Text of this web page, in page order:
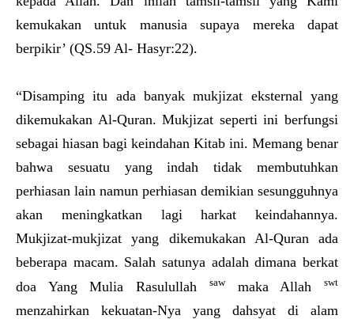
kemukakan untuk manusia supaya mereka dapat
berpikir’ (QS.59 Al- Hasyr:22).
“Disamping itu ada banyak mukjizat eksternal yang
dikemukakan Al-Quran. Mukjizat seperti ini berfungsi
sebagai hiasan bagi keindahan Kitab ini. Memang benar
bahwa sesuatu yang indah tidak membutuhkan
perhiasan lain namun perhiasan demikian sesungguhnya
akan meningkatkan lagi harkat keindahannya.
Mukjizat-mukjizat yang dikemukakan Al-Quran ada
beberapa macam. Salah satunya adalah dimana berkat
doa Yang Mulia Rasulullah
sawmaka Allahswt
menzahirkan kekuatan-Nya yang dahsyat di alam